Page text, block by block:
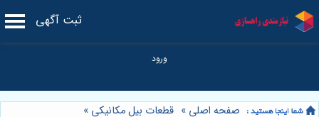
ثبت آگهی
صفحه اصلی » قطعات بیل مکانیکی »